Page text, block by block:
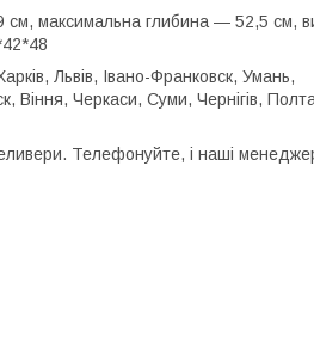
см, максимальна глибина — 52,5 см,
Львів, Івано-Франковск, Умань,
Віння, Черкаси, Суми, Чернігів,
Телефонуйте, і наші